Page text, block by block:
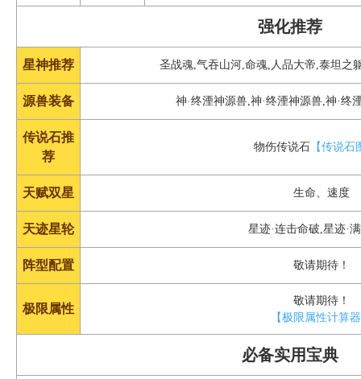
强化推荐
星神推荐 圣战魂,气吞山河,命魂,人品大帝,泰坦之
源兽装备 神·终湮神源兽,神·终湮神源兽,神·终
传说石推
荐
物伤传说石 【传说石
天赋双星 生命、速度
天迹星轮 星迹·连击命破,星迹·
阵型配置 敬请期待！
极限属性
敬请期待！
【极限属性计算
必备实用宝典